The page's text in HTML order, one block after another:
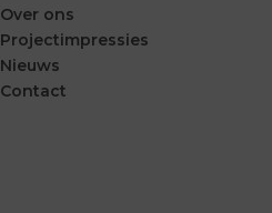
Over ons
Projectimpressies
Nieuws
Contact